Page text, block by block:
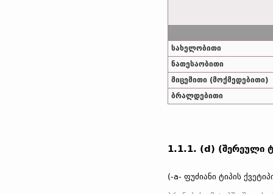
სახელობითი
ნათესაობითი
მიცემითი (მოქმედებითი)
ბრალდებითი
1.1.1. (d) (შერეული
(-a- ფუძიანი ტიპის